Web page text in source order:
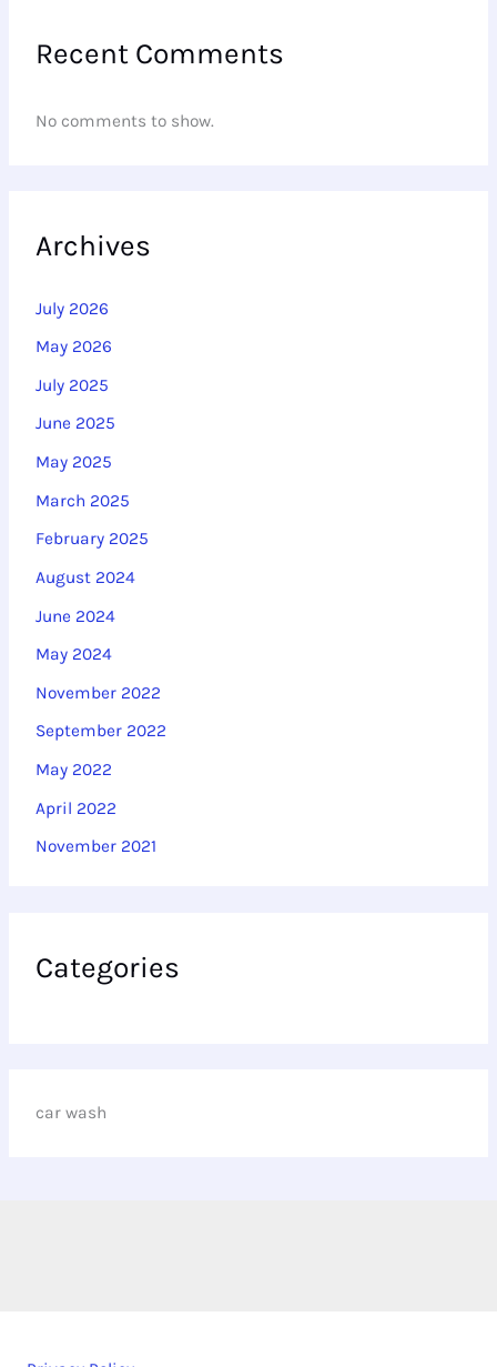
Recent Comments
No comments to show.
Archives
July 2026
May 2026
July 2025
June 2025
May 2025
March 2025
February 2025
August 2024
June 2024
May 2024
November 2022
September 2022
May 2022
April 2022
November 2021
Categories
car wash